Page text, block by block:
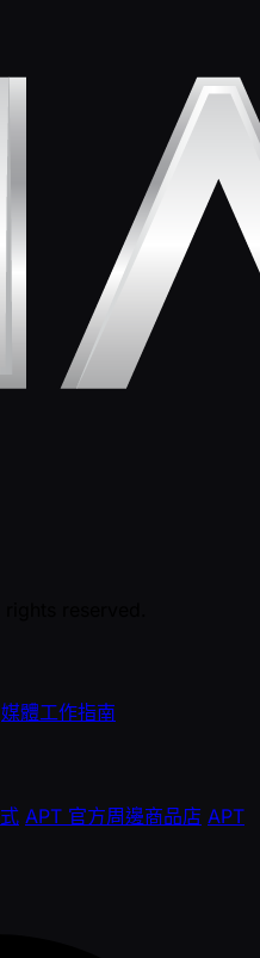
媒體工作指南
APT 官方周邊商品店 APT